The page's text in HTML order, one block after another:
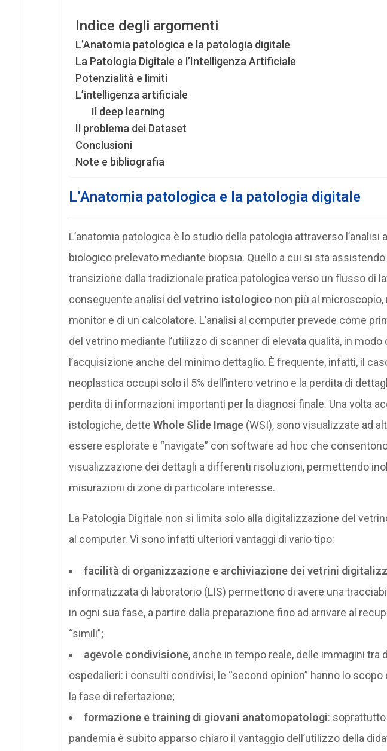
Indice degli argomenti
L’Anatomia patologica e la patologia digitale
La Patologia Digitale e l’Intelligenza Artificiale
Potenzialità e limiti
L’intelligenza artificiale
Il deep learning
Il problema dei Dataset
Conclusioni
Note e bibliografia
L’Anatomia patologica e la patologia digitale
L’anatomia patologica è lo studio della patologia attraverso
biologico prelevato mediante biopsia. Quello a cui si sta
transizione dalla tradizionale pratica patologica verso un flusso di
conseguente analisi del vetrino istologico non più al microscopio,
monitor e di un calcolatore. L’analisi al computer prevede come
del vetrino mediante l’utilizzo di scanner di elevata qualità, in modo
l’acquisizione anche del minimo dettaglio. È frequente, infatti, il
neoplastica occupi solo il 5% dell’intero vetrino e la perdita di
perdita di informazioni importanti per la diagnosi finale. Una volta
istologiche, dette Whole Slide Image(WSI), sono visualizzate ad
essere esplorate e “navigate” con software ad hoc che
visualizzazione dei dettagli a differenti risoluzioni, permettendo
misurazioni di zone di particolare interesse.
La Patologia Digitale non si limita solo alla digitalizzazione del
al computer. Vi sono infatti ulteriori vantaggi di vario tipo:
facilità di organizzazione e archiviazione dei vetrini
informatizzata di laboratorio (LIS) permettono di avere una
in ogni sua fase, a partire dalla preparazione fino ad arrivare al
“simili”;
agevole condivisione, anche in tempo reale, delle immagini
ospedalieri: i consulti condivisi, le “second opinion” hanno lo
la fase di refertazione;
formazione e training di giovani anatomopatologi:
pandemia è subito apparso chiaro il vantaggio dell’utilizzo della